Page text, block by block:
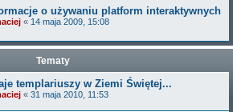
o używaniu platform interaktywnych
« 14 maja 2009, 15:08
Tematy
templariuszy w Ziemi Świętej...
« 31 maja 2010, 11:53